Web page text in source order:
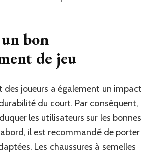
bon
de jeu
joueurs a également un impact
du court. Par conséquent,
les utilisateurs sur les bonnes
il est recommandé de porter
Les chaussures à semelles